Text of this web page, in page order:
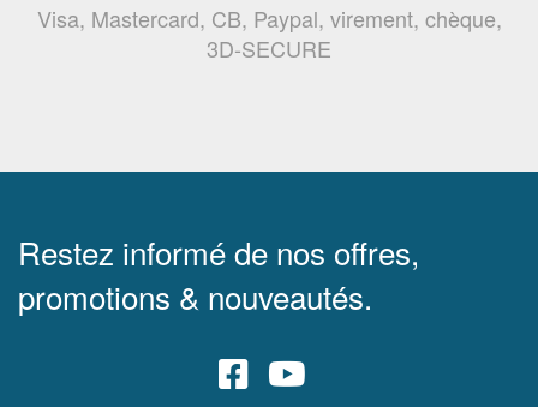
Visa, Mastercard, CB, Paypal, virement, chèque,
3D-SECURE
Restez informé de nos offres,
promotions & nouveautés.